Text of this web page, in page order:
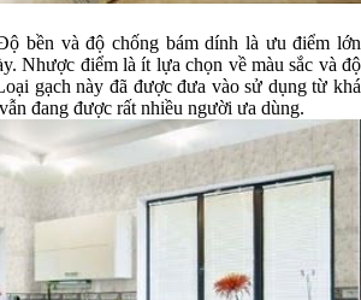
bền và độ chống bám dính là ưu điểm lớn
Nhược điểm là ít lựa chọn về màu sắc và độ
gạch này đã được đưa vào sử dụng từ khá
đang được rất nhiều người ưa dùng.